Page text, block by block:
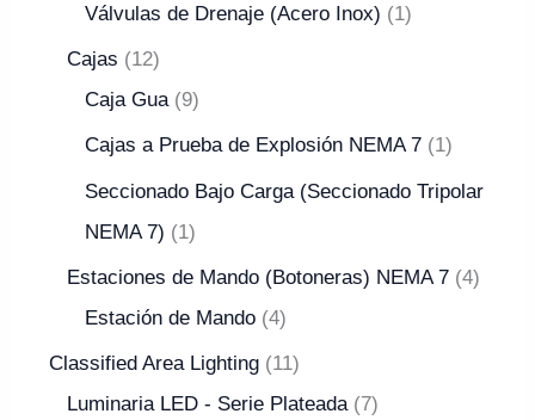
Válvulas de Drenaje (Acero Inox) 1
Cajas
12
Caja Gua
9
Cajas a Prueba de Explosión NEMA 7 1
Seccionado Bajo Carga (Seccionado Tripolar
NEMA 7)
1
Estaciones de Mando (Botoneras) NEMA 7 4
Estación de Mando 4
Classified Area Lighting
11
Luminaria LED - Serie Plateada
7